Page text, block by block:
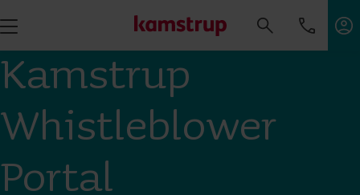
Kamstrup
Whistleblower
Portal